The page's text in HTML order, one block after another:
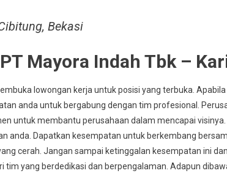
Bekasi
Mayora Indah Tbk –
lowongan kerja untuk posisi yang terbuka.
anda untuk bergabung dengan tim profesional.
untuk membantu perusahaan dalam mencapai
anda. Dapatkan kesempatan untuk berkembang
cerah. Jangan sampai ketinggalan kesempatan ini
tim yang berdedikasi dan berpengalaman. Adapun